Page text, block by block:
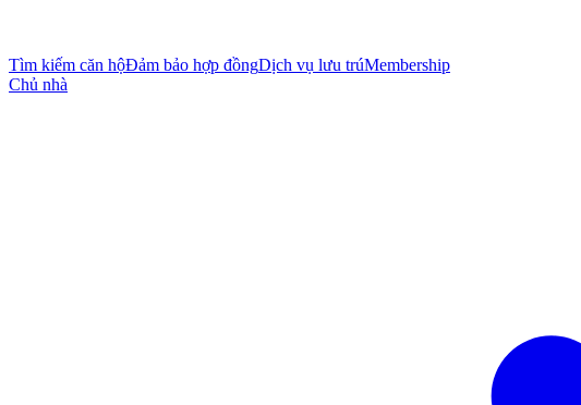
Tìm kiếm căn hộĐảm bảo hợp đồngDịch vụ lưu trúMembership
Chủ nhà